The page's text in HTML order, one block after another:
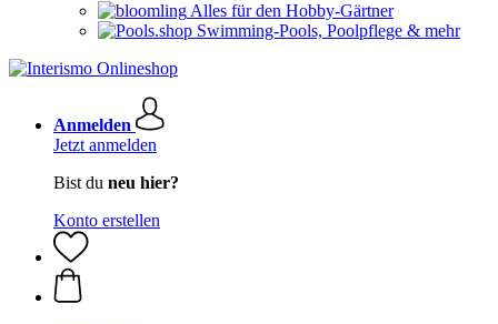
Alles für den Hobby-Gärtner
Swimming-Pools, Poolpflege & mehr
Anmelden
Jetzt anmelden
Bist du neu hier?
Konto erstellen